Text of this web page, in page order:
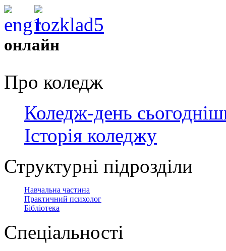
онлайн
Про коледж
Коледж-день
Історія коледжу
Структурні підрозділи
Навчальна частина
Практичний психолог
Бібліотека
Спеціальності